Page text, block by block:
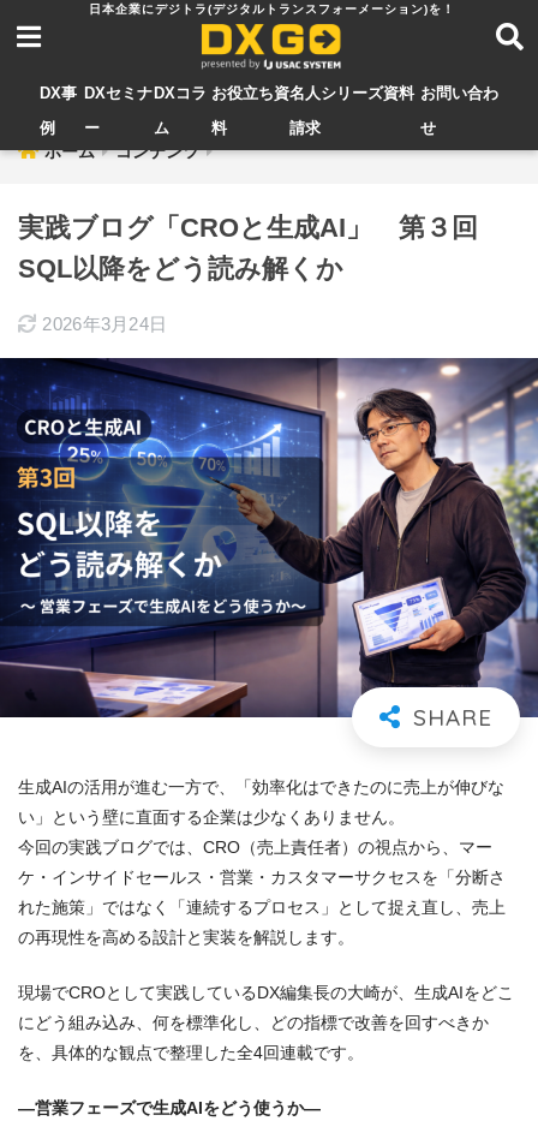
DX事
例
DXセミナ
ー
DXコラ
ム
お役立ち資
料
名人シリーズ資料
請求
お問い合わ
せ
ホーム コンテンツ
実践ブログ「CROと生成AI」 第３回
SQL以降をどう読み解くか
2026年3月24日
生成AIの活用が進む一方で、「効率化はできたのに売上が伸びな
い」という壁に直面する企業は少なくありません。
今回の実践ブログでは、CRO（売上責任者）の視点から、マー
ケ・インサイドセールス・営業・カスタマーサクセスを「分断さ
れた施策」ではなく「連続するプロセス」として捉え直し、売上
の再現性を高める設計と実装を解説します。
現場でCROとして実践しているDX編集長の大崎が、生成AIをどこ
にどう組み込み、何を標準化し、どの指標で改善を回すべきか
を、具体的な観点で整理した全4回連載です。
―営業フェーズで生成AIをどう使うか―